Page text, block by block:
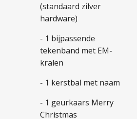
(standaard zilver
hardware)
- 1 bijpassende
tekenband met EM-
kralen
- 1 kerstbal met naam
- 1 geurkaars Merry
Christmas